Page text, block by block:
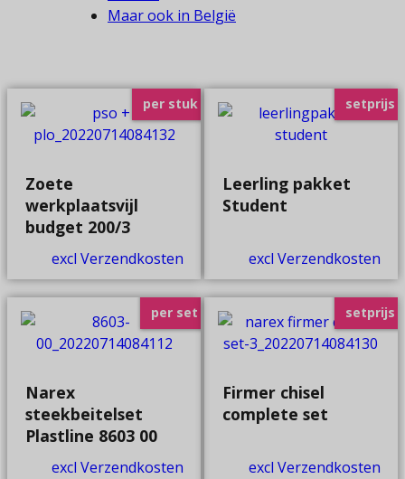
Maar ook in België
per stuk
Zoete
werkplaatsvijl
budget 200/3
excl Verzendkosten
setprijs
Leerling pakket
Student
excl Verzendkosten
per set
Narex
steekbeitelset
Plastline 8603 00
excl Verzendkosten
setprijs
Firmer chisel
complete set
excl Verzendkosten